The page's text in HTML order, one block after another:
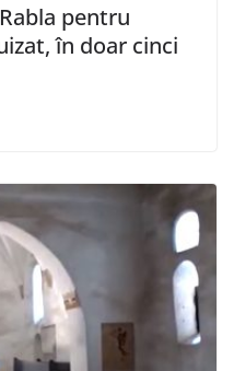
pentru
în doar cinci